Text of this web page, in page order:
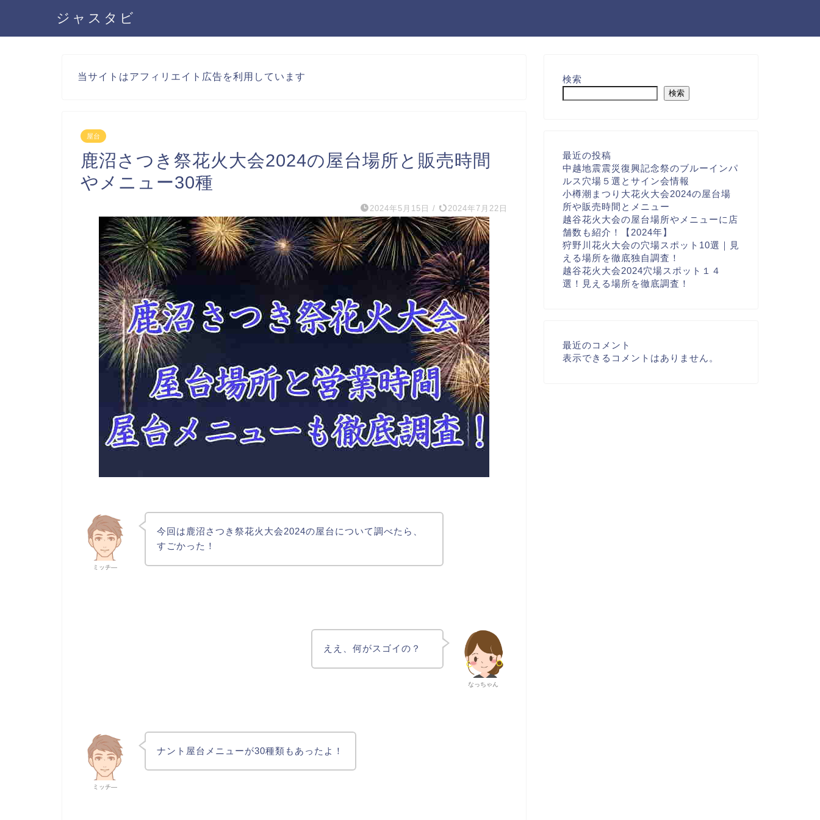
ジャスタビ
当サイトはアフィリエイト広告を利用しています
屋台
鹿沼さつき祭花火大会2024の屋台場所と販売時間
やメニュー30種
2024年5月15日 / 2024年7月22日
ミッチ―
今回は鹿沼さつき祭花火大会2024の屋台について調べたら、
すごかった！
なっちゃん
ええ、何がスゴイの？
ミッチ―
ナント屋台メニューが30種類もあったよ！
検索
検索
最近の投稿
中越地震震災復興記念祭のブルーインパ
ルス穴場５選とサイン会情報
小樽潮まつり大花火大会2024の屋台場
所や販売時間とメニュー
越谷花火大会の屋台場所やメニューに店
舗数も紹介！【2024年】
狩野川花火大会の穴場スポット10選｜見
える場所を徹底独自調査！
越谷花火大会2024穴場スポット１４
選！見える場所を徹底調査！
最近のコメント
表示できるコメントはありません。